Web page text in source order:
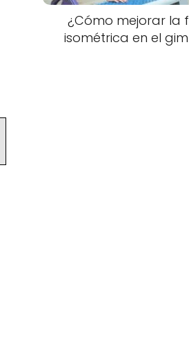
¿Cómo mejorar la
isométrica en el